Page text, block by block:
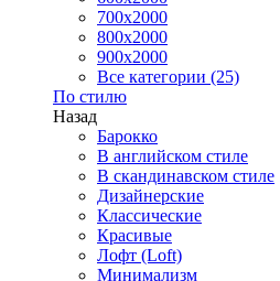
700x2000
800x2000
900x2000
Все категории (25)
По стилю
Назад
Барокко
В английском стиле
В скандинавском стиле
Дизайнерские
Классические
Красивые
Лофт (Loft)
Минимализм